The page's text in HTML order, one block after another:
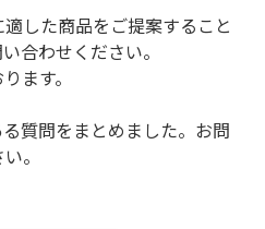
した商品をご提案すること
合わせください。
ます。
質問をまとめました。お問
。